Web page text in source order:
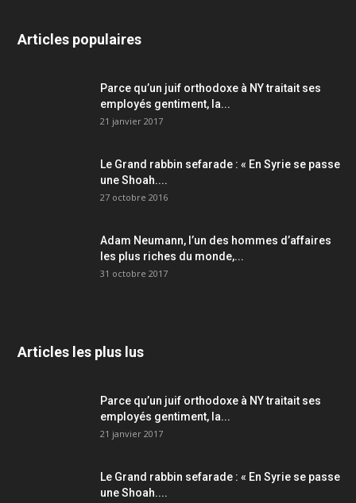
Articles populaires
Parce qu’un juif orthodoxe à NY traitait ses
employés gentiment, la...
21 janvier 2017
Le Grand rabbin sefarade : « En Syrie se passe
une Shoah....
27 octobre 2016
Adam Neumann, l’un des hommes d’affaires
les plus riches du monde,...
31 octobre 2017
Articles les plus lus
Parce qu’un juif orthodoxe à NY traitait ses
employés gentiment, la...
21 janvier 2017
Le Grand rabbin sefarade : « En Syrie se passe
une Shoah....